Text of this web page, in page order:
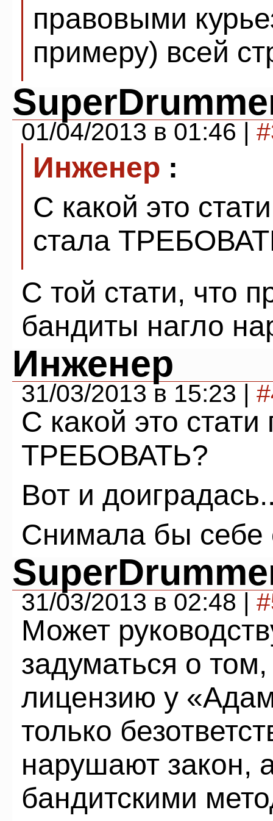
правовыми
примеру) всей
01/04/2013 в 01:46 |
Инженер :
С какой это
стала
С той стати, что
бандиты нагло
Инженер
31/03/2013 в 15:23 |
С какой это
ТРЕБОВАТЬ?
Вот и
Снимала бы себе
31/03/2013 в 02:48 |
Может
задуматься о
лицензию у
только
нарушают закон,
бандитскими